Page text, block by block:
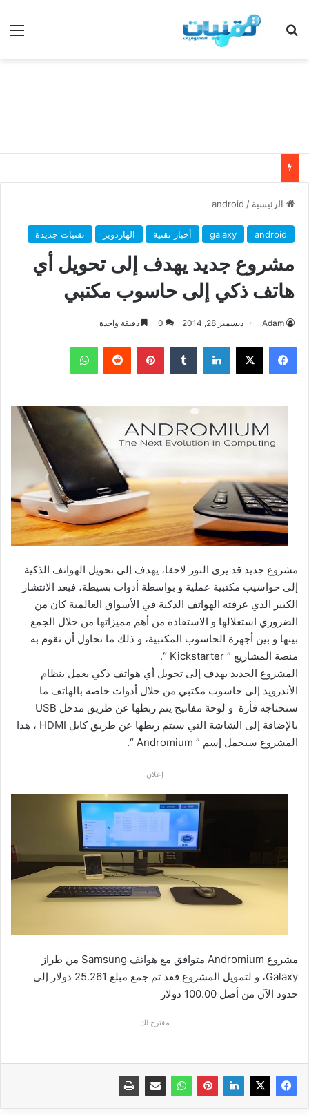
بحث عن
الرئيسية /
android
android
galaxy أخبار تقنية الهاردوير تقنيات جديدة
مشروع جديد يهدف إلى تحويل أي
هاتف ذكي إلى حاسوب مكتبي
Adam ديسمبر 28, 2014 0 دقيقة واحدة
فيسبوك ‫X لينكدإن بينتيريست واتساب
مشروع جديد قد يرى النور لاحقا، يهدف إلى تحويل الهواتف الذكية
إلى حواسيب مكتبية عملية و بواسطة أدوات بسيطة، فبعد الانتشار
الكبير الذي عرفته الهواتف الذكية في الأسواق العالمية كان من
الضروري استغلالها و الاستفادة من أهم مميزاتها من خلال الجمع
بينها و بين أجهزة الحاسوب المكتبية، و ذلك ما تحاول أن تقوم به
منصة المشاريع ” Kickstarter “.
المشروع الجديد يهدف إلى تحويل أي هواتف ذكي يعمل بنظام
الأندرويد إلى حاسوب مكتبي من خلال أدوات خاصة بالهاتف ما
ستحتاجه فأرة و لوحة مفاتيح يتم ربطها عن طريق مدخل USB
بالإضافة إلى الشاشة التي سيتم ربطها عن طريق كابل HDMI ، هذا
المشروع سيحمل إسم ” Andromium “.
إعلان
مشروع Andromium متوافق مع هواتف Samsung من طراز
Galaxy، و لتمويل المشروع فقد تم جمع مبلغ 25.261 دولار إلى
حدود الآن من أصل 100.00 دولار
مقترح لك